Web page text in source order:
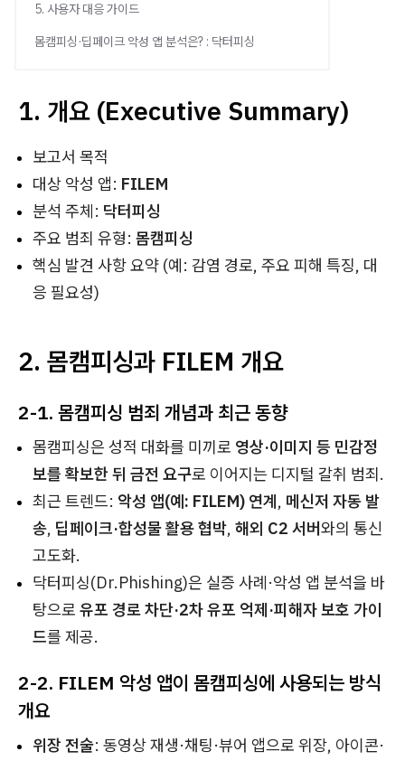
5. 사용자 대응 가이드
몸캠피싱·딥페이크 악성 앱 분석은? : 닥터피싱
1. 개요 (Executive Summary)
보고서 목적
대상 악성 앱: FILEM
분석 주체: 닥터피싱
주요 범죄 유형: 몸캠피싱
핵심 발견 사항 요약 (예: 감염 경로, 주요 피해 특징, 대
응 필요성)
2. 몸캠피싱과 FILEM 개요
2-1. 몸캠피싱 범죄 개념과 최근 동향
몸캠피싱은 성적 대화를 미끼로 영상·이미지 등 민감정
보를 확보한 뒤 금전 요구로 이어지는 디지털 갈취 범죄.
최근 트렌드: 악성 앱(예: FILEM) 연계, 메신저 자동 발
송, 딥페이크·합성물 활용 협박, 해외 C2 서버와의 통신
고도화.
닥터피싱(Dr.Phishing)은 실증 사례·악성 앱 분석을 바
탕으로 유포 경로 차단·2차 유포 억제·피해자 보호 가이
드를 제공.
2-2. FILEM 악성 앱이 몸캠피싱에 사용되는 방식
개요
위장 전술: 동영상 재생·채팅·뷰어 앱으로 위장, 아이콘·